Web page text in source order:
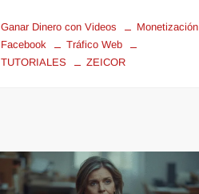
Ganar Dinero con Videos
Monetización
Facebook
Tráfico Web
TUTORIALES
ZEICOR